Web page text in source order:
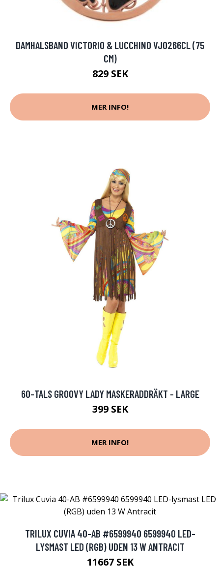
DAMHALSBAND VICTORIO & LUCCHINO VJ0266CL (75
CM)
829 SEK
MER INFO!
60-TALS GROOVY LADY MASKERADDRÄKT - LARGE
399 SEK
MER INFO!
TRILUX CUVIA 40-AB #6599940 6599940 LED-
LYSMAST LED (RGB) UDEN 13 W ANTRACIT
11667 SEK